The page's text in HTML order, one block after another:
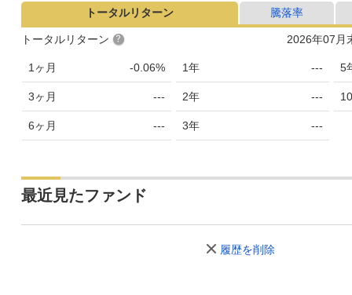
トータルリターン 騰落率
2026年07月
トータルリターン
1ヶ月 -0.06%
3ヶ月 ---
6ヶ月 ---
1年 ---
2年 ---
3年 ---
5
最近見たファンド
履歴を削除